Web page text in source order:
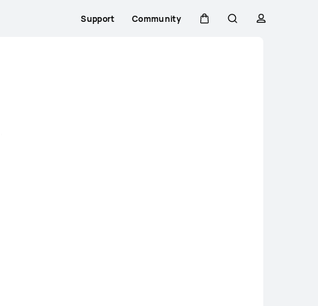
Support Community